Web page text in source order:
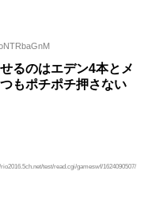
るのはエデン4本とメ
もポチポチ押さない
test/read.cgi/gameswf/1624090507/